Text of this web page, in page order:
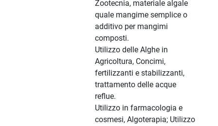
Zootecnia, materiale algale
quale mangime semplice o
additivo per mangimi
composti.
Utilizzo delle Alghe in
Agricoltura, Concimi,
fertilizzanti e stabilizzanti,
trattamento delle acque
reflue.
Utilizzo in farmacologia e
cosmesi, Algoterapia; Utilizzo